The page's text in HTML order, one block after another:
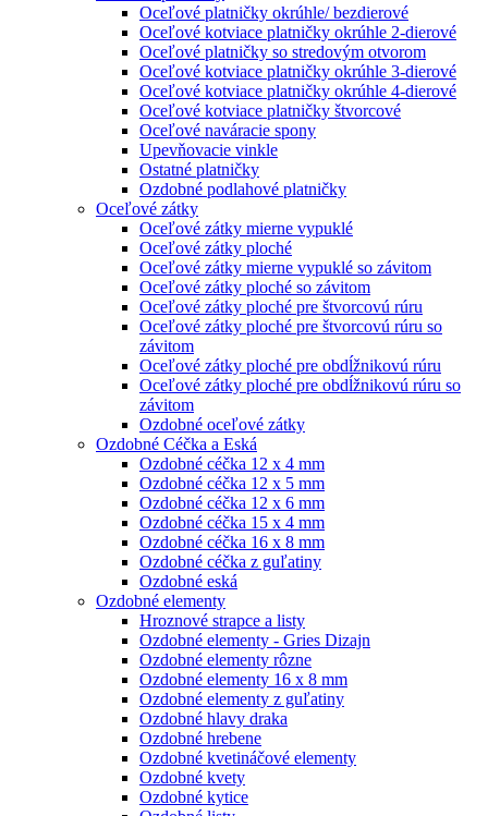
Oceľové platničky okrúhle/ bezdierové
Oceľové kotviace platničky okrúhle 2-dierové
Oceľové platničky so stredovým otvorom
Oceľové kotviace platničky okrúhle 3-dierové
Oceľové kotviace platničky okrúhle 4-dierové
Oceľové kotviace platničky štvorcové
Oceľové naváracie spony
Upevňovacie vinkle
Ostatné platničky
Ozdobné podlahové platničky
Oceľové zátky
Oceľové zátky mierne vypuklé
Oceľové zátky ploché
Oceľové zátky mierne vypuklé so závitom
Oceľové zátky ploché so závitom
Oceľové zátky ploché pre štvorcovú rúru
Oceľové zátky ploché pre štvorcovú rúru so
závitom
Oceľové zátky ploché pre obdĺžnikovú rúru
Oceľové zátky ploché pre obdĺžnikovú rúru so
závitom
Ozdobné oceľové zátky
Ozdobné Céčka a Eská
Ozdobné céčka 12 x 4 mm
Ozdobné céčka 12 x 5 mm
Ozdobné céčka 12 x 6 mm
Ozdobné céčka 15 x 4 mm
Ozdobné céčka 16 x 8 mm
Ozdobné céčka z guľatiny
Ozdobné eská
Ozdobné elementy
Hroznové strapce a listy
Ozdobné elementy - Gries Dizajn
Ozdobné elementy rôzne
Ozdobné elementy 16 x 8 mm
Ozdobné elementy z guľatiny
Ozdobné hlavy draka
Ozdobné hrebene
Ozdobné kvetináčové elementy
Ozdobné kvety
Ozdobné kytice